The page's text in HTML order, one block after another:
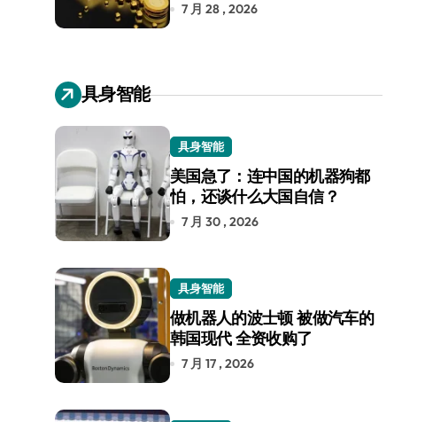
7 月 28 , 2026
具身智能
具身智能
美国急了：连中国的机器狗都
怕，还谈什么大国自信？
7 月 30 , 2026
具身智能
做机器人的波士顿 被做汽车的
韩国现代 全资收购了
7 月 17 , 2026